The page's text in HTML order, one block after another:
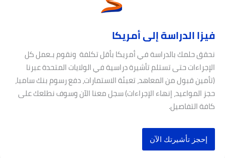
فيزا الدراسة إلى أمريكا
نحقق حلمك بالدراسة في أمريكا بأقل تكلفة ونقوم بـعمل كل
الإجراءات حتى تستلم تأشيرة دراسية في الولايات المتحدة عبرنا
(تأمين قبول من المعاهد، تعبئة الاستمارات، دفع رسوم بنك سامبا،
حجز المواعيد، إنهاء الإجراءات) سجل معنا الآن وسوف نطلعك على
كافة التفاصيل.
إحجز تأشيرتك الآن